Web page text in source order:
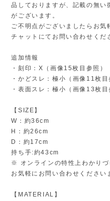
品しておりますが、記載の無い
がございます。
ご不明点がございましたらお気
チャットにてお問い合わせくだ
追加情報
・刻印：X（画像15枚目参照）
・かどスレ：極小（画像11枚目
・表面スレ：極小（画像13枚目
【SIZE】
W：約36cm
H：約26cm
D：約17cm
持ち手:約43cm
※ オンラインの特性上わかりづ
お気軽にお問い合わせください
【MATERIAL】